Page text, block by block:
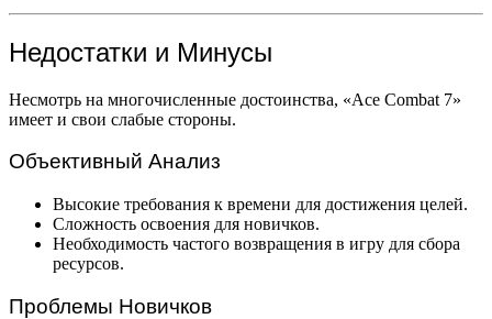
Недостатки и Минусы
Несмотрь на многочисленные достоинства, «Ace Combat 7»
имеет и свои слабые стороны.
Объективный Анализ
Высокие требования к времени для достижения целей.
Сложность освоения для новичков.
Необходимость частого возвращения в игру для сбора
ресурсов.
Проблемы Новичков